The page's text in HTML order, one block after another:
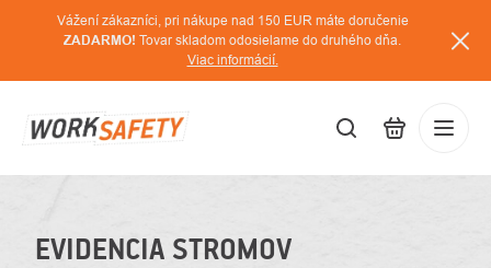
Vážení zákazníci, pri nákupe nad 150 EUR máte doručenie
ZADARMO! Tovar skladom odosielame do druhého dňa.
Viac informácií.
EVIDENCIA STROMOV